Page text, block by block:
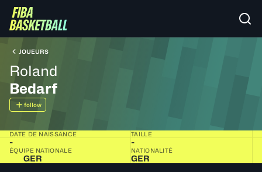
JOUEURS
Roland
Bedarf
follow
DATE DE NAISSANCE
-
TAILLE
-
ÉQUIPE NATIONALE
GER
NATIONALITÉ
GER